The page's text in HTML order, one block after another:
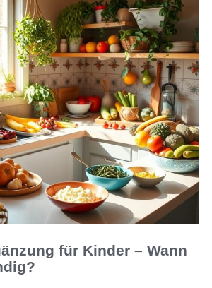
für Kinder – Wann